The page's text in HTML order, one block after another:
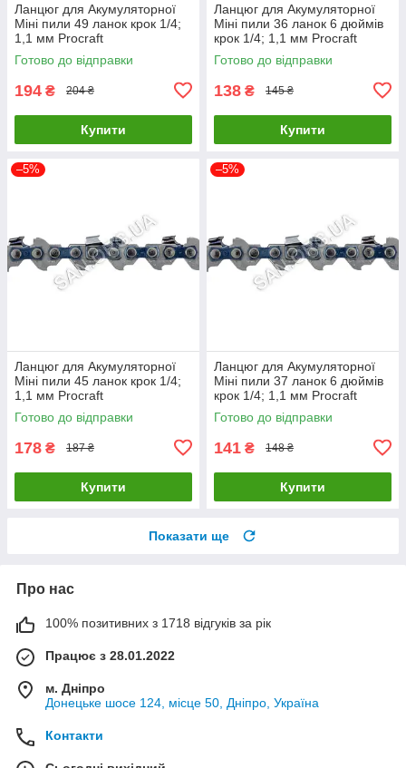
Ланцюг для Акумуляторної
Міні пили 49 ланок крок 1/4;
1,1 мм Procraft
Готово до відправки
194 ₴ 204 ₴
Купити
Ланцюг для Акумуляторної
Міні пили 36 ланок 6 дюймів
крок 1/4; 1,1 мм Procraft
Готово до відправки
138 ₴ 145 ₴
Купити
–5%
Ланцюг для Акумуляторної
Міні пили 45 ланок крок 1/4;
1,1 мм Procraft
Готово до відправки
178 ₴ 187 ₴
Купити
–5%
Ланцюг для Акумуляторної
Міні пили 37 ланок 6 дюймів
крок 1/4; 1,1 мм Procraft
Готово до відправки
141 ₴ 148 ₴
Купити
Показати ще
Про нас
100% позитивних з 1718 відгуків за рік
Працює з 28.01.2022
м. Дніпро
Донецьке шосе 124, місце 50, Дніпро, Україна
Контакти